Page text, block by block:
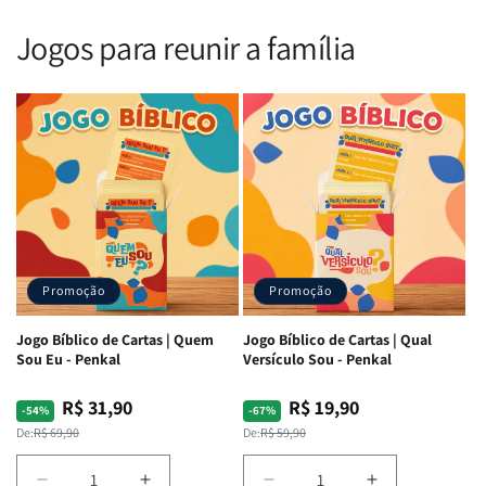
Almeida
Letra
Média
Full
Color
Brochura
Rei
Leão
Almeida
Letra
Média
&amp;
Full
Color
|
Brochura
|
Rei
Leão
PPM
|
|
Full
Color
Capa
Dura
Harpa
|
-
Cruz
Laranja
|
Full
Color
|
Capa
Dura
Harpa
|
-
Cruz
Laranja
Jogos para reunir a família
Promoção
Jogo Bíblico de Cartas | Quem
Sou Eu - Penkal
-54%
Preço
normal
De:R$ 69,90
Preço
promocional
R$ 31,90
Promoção
Jogo Bíblico de Cartas | Qual
Versículo Sou - Penkal
-67%
Preço
normal
De:R$ 59,90
Preço
promocional
R$ 19,90